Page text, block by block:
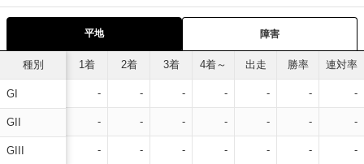
平地 障害
種別
GI
GII
GIII
1着 2着 3着 4着～ 出走 勝率 連対率
- - - - - - -
- - - - - - -
- - - - - - -